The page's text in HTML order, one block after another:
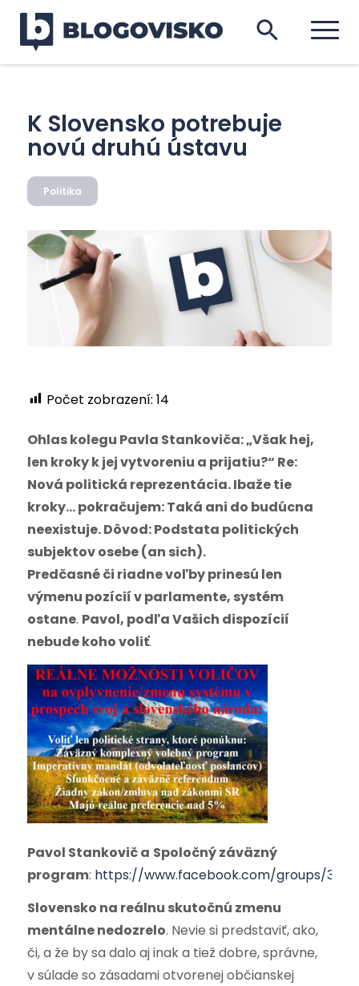
K Slovensko potrebuje
novú druhú ústavu
Politika
Počet zobrazení: 14
Ohlas kolegu Pavla Stankoviča: „Však hej,
len kroky k jej vytvoreniu a prijatiu?“ Re:
Nová politická reprezentácia. Ibaže tie
kroky… pokračujem: Taká ani do budúcna
neexistuje. Dôvod: Podstata politických
subjektov osebe (an sich).
Predčasné či riadne voľby prinesú len
výmenu pozícií v parlamente, systém
ostane. Pavol, podľa Vašich dispozícií
nebude koho voliť.
Pavol Stankovič a Spoločný záväzný
program: https://www.facebook.com/groups/
Slovensko na reálnu skutočnú zmenu
mentálne nedozrelo. Nevie si predstaviť, ako,
či, a že by sa dalo aj inak a tiež dobre, správne,
v súlade so zásadami otvorenej občianskej